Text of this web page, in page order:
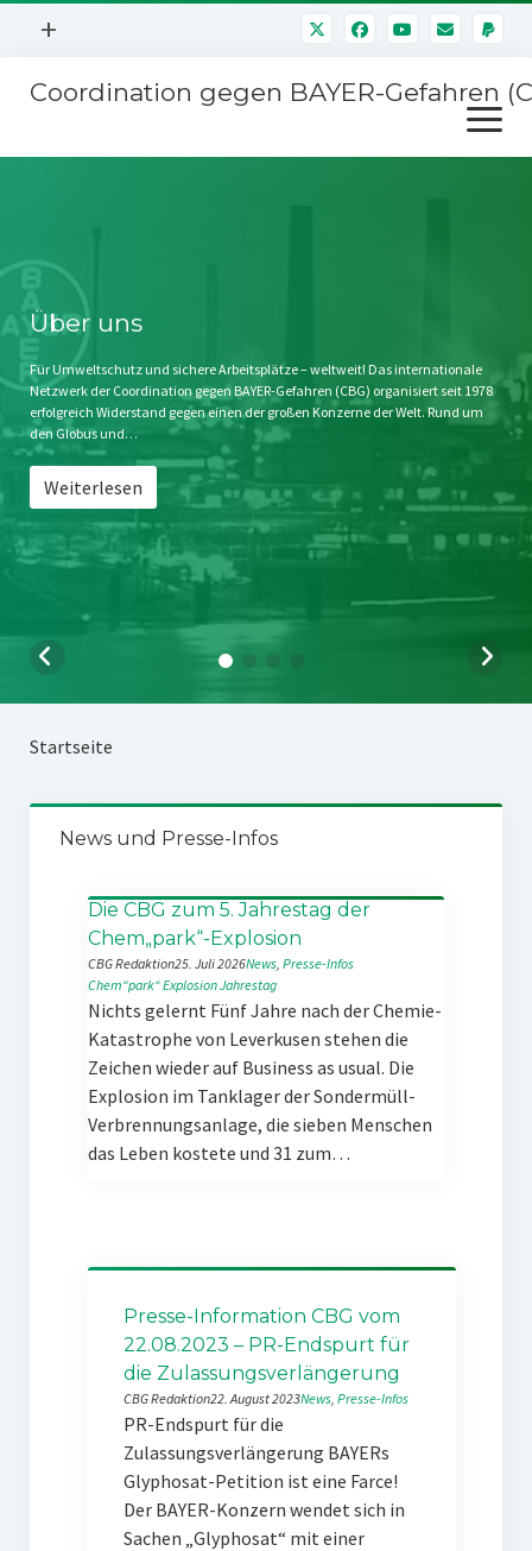
Menü
+
Mitmachen
Kontakt
Impressum
Störfälle
Coordination gegen BAYER-Gefahren
Menü
öffnen
Stichwort BAYER
Jahrestagung
SPENDEN
Über uns
Für Umweltschutz und sichere Arbeitsplätze – weltweit! Das internationale
Netzwerk der Coordination gegen BAYER-Gefahren (CBG) organisiert seit 1978
erfolgreich Widerstand gegen einen der großen Konzerne der Welt. Rund um
den Globus und…
Weiterlesen
Startseite
News und Presse-Infos
Die CBG zum 5. Jahrestag der
Chem„park“-Explosion
CBG Redaktion25. Juli 2026News, Presse-Infos
Chem“park“ExplosionJahrestag
Nichts gelernt Fünf Jahre nach der Chemie-
Katastrophe von Leverkusen stehen die
Zeichen wieder auf Business as usual. Die
Explosion im Tanklager der Sondermüll-
Verbrennungsanlage, die sieben Menschen
das Leben kostete und 31 zum…
Presse-Information CBG vom
22.08.2023 – PR-Endspurt für
die Zulassungsverlängerung
CBG Redaktion22. August 2023News, Presse-Infos
PR-Endspurt für die
Zulassungsverlängerung BAYERs
Glyphosat-Petition ist eine Farce!
Der BAYER-Konzern wendet sich in
Sachen „Glyphosat“ mit einer